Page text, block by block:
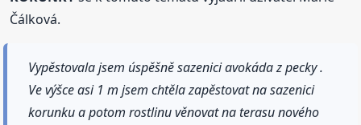
Čálková.
Vypěstovala jsem úspěšně sazenici avokáda z pecky .
Ve výšce asi 1 m jsem chtěla zapěstovat na sazenici
korunku a potom rostlinu věnovat na terasu nového